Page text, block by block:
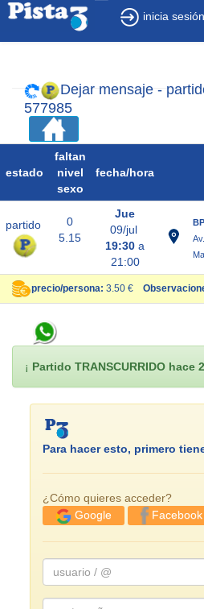
inicia sesión
Dejar mensaje -
577985
estado
faltan
nivel
sexo
fecha/hora
partido
0
5.15
Jue
09/jul
19:30 a
21:00
precio/persona: 3.50 €
¡ Partido TRANSCURRIDO hace
Para hacer esto, primero
¿Cómo quieres acceder?
Google
Facebook
usuario
/
@